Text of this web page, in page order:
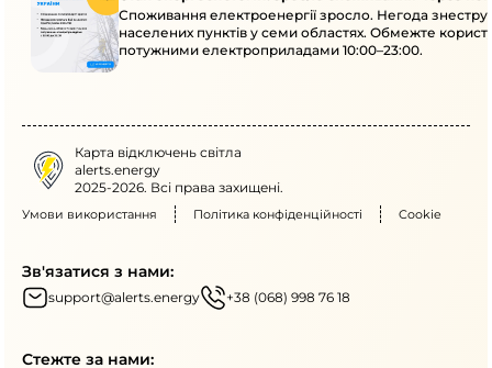
Споживання електроенергії зросло. Негода
населених пунктів у семи областях. Обмежте
потужними електроприладами 10:00–23:00.
Карта відключень світла
alerts.energy
2025-2026. Всі права захищені.
Умови використання Політика конфіденційності Cookie
Зв'язатися з нами:
support@alerts.energy +38 (068) 998 76 18
Стежте за нами: